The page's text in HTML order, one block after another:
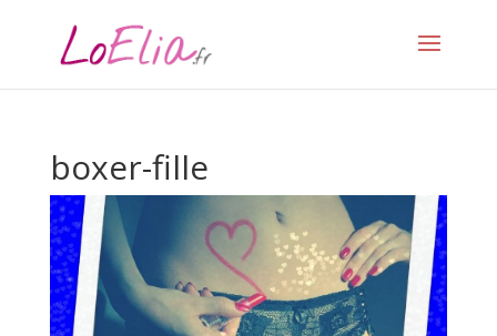
boxer-fille